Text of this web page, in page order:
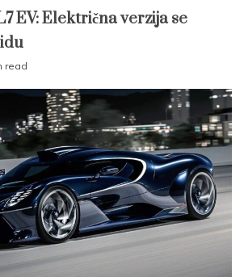
EV: Električna verzija se
read